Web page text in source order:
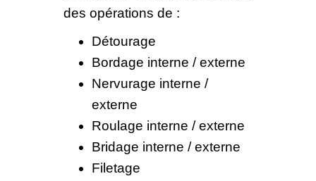
des opérations de :
Détourage
Bordage interne / externe
Nervurage interne /
externe
Roulage interne / externe
Bridage interne / externe
Filetage